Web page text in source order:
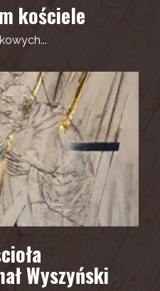
kościele
Wyszyński